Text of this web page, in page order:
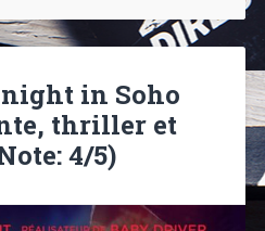
in Soho
thriller et
4/5)